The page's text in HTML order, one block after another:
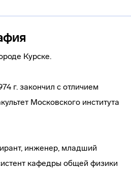
Курске.
г. закончил с отличием
Московского института
инженер, младший
кафедры общей физики